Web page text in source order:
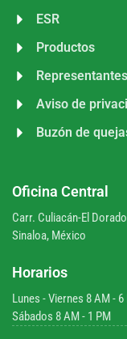
ESR
Productos
Representantes
Aviso de
Buzón de
Oficina Central
Carr. Culiacán-El
Sinaloa, México
Horarios
Lunes - Viernes 8 AM - 6
Sábados 8 AM - 1 PM